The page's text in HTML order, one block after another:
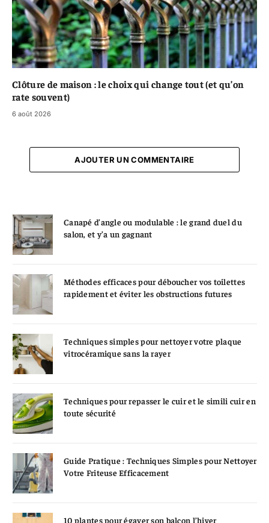
Clôture de maison : le choix qui change tout (et qu’on
rate souvent)
6 août 2026
AJOUTER UN COMMENTAIRE
Canapé d’angle ou modulable : le grand duel du
salon, et y’a un gagnant
Méthodes efficaces pour déboucher vos toilettes
rapidement et éviter les obstructions futures
Techniques simples pour nettoyer votre plaque
vitrocéramique sans la rayer
Techniques pour repasser le cuir et le simili cuir en
toute sécurité
Guide Pratique : Techniques Simples pour Nettoyer
Votre Friteuse Efficacement
10 plantes pour égayer son balcon l’hiver